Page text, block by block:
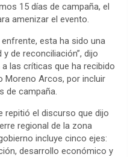
15 días de campaña, el
amenizar el evento.
esta ha sido una
de reconciliación”, dijo
las críticas que ha recibido
Moreno Arcos, por incluir
de campaña.
repitió el discurso que dijo
regional de la zona
incluye cinco ejes:
desarrollo económico y